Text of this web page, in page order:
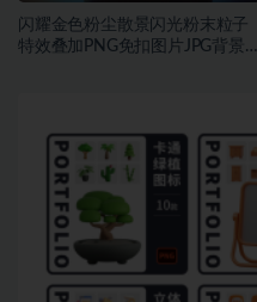
闪耀金色粉尘散景闪光粉末粒子
特效叠加PNG免扣图片JPG背景素